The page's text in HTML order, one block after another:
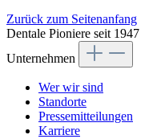
Zurück zum Seitenanfang
Dentale Pioniere seit 1947
Unternehmen
Wer wir sind
Standorte
Pressemitteilungen
Karriere